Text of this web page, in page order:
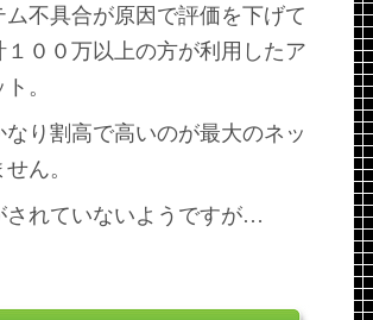
不具合が原因で評価を下げて
１００万以上の方が利用したア
。
なり割高で高いのが最大のネッ
ん。
されていないようですが…